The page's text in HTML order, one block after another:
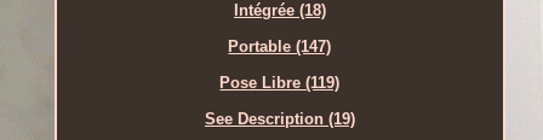
Intégrée (18)
Portable (147)
Pose Libre (119)
See Description (19)